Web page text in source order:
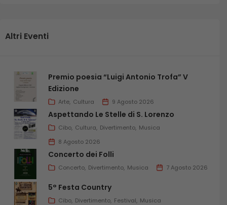
Altri Eventi
Premio poesia “Luigi Antonio Trofa” V
Edizione
Arte Cultura 9 Agosto 2026
Aspettando Le Stelle di S. Lorenzo
Cibo Cultura Divertimento Musica
8 Agosto 2026
Concerto dei Folli
Concerto Divertimento Musica 7 Agosto 2026
5° Festa Country
Cibo Divertimento Festival Musica